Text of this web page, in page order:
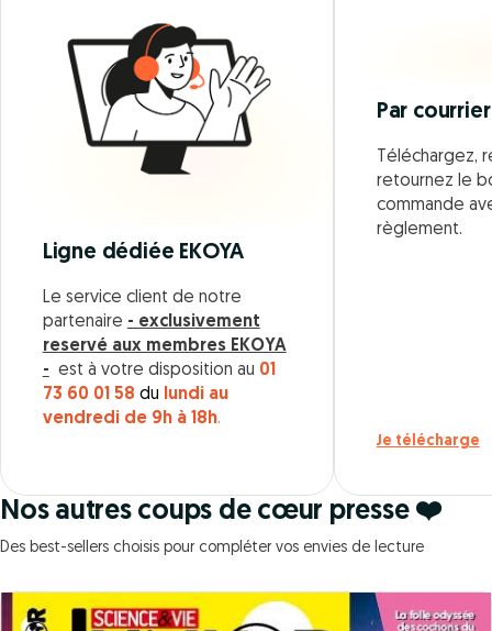
Ligne dédiée EKOYA
Le service client de notre
partenaire - exclusivement
reservé aux membres EKOYA
- est à votre disposition au 01
73 60 01 58 du
lundi au
vendredi de 9h à 18h.
Par courrier
Téléchargez,
retournez le
commande
règlement.
Je télécharge
Nos autres coups de cœur presse ❤️
Des best-sellers choisis pour compléter vos envies de lecture